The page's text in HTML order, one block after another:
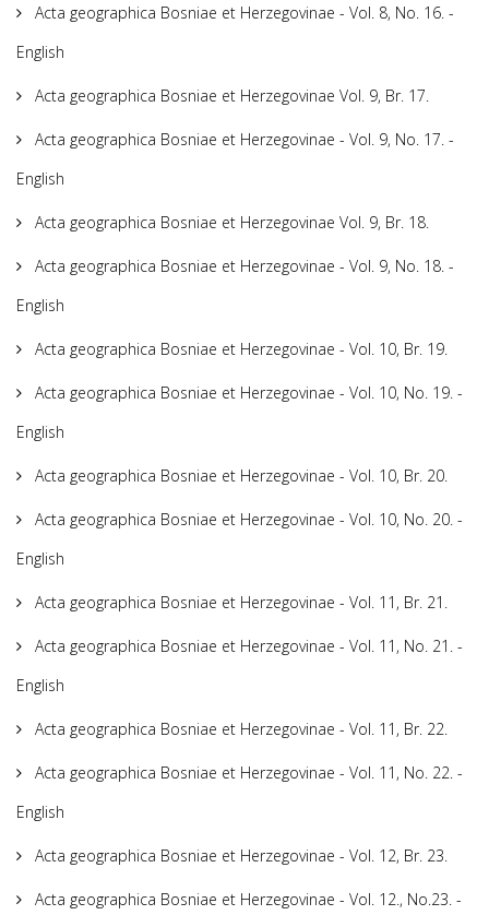
Acta geographica Bosniae et Herzegovinae - Vol. 8, No. 16. -
English
Acta geographica Bosniae et Herzegovinae Vol. 9, Br. 17.
Acta geographica Bosniae et Herzegovinae - Vol. 9, No. 17. -
English
Acta geographica Bosniae et Herzegovinae Vol. 9, Br. 18.
Acta geographica Bosniae et Herzegovinae - Vol. 9, No. 18. -
English
Acta geographica Bosniae et Herzegovinae - Vol. 10, Br. 19.
Acta geographica Bosniae et Herzegovinae - Vol. 10, No. 19. -
English
Acta geographica Bosniae et Herzegovinae - Vol. 10, Br. 20.
Acta geographica Bosniae et Herzegovinae - Vol. 10, No. 20. -
English
Acta geographica Bosniae et Herzegovinae - Vol. 11, Br. 21.
Acta geographica Bosniae et Herzegovinae - Vol. 11, No. 21. -
English
Acta geographica Bosniae et Herzegovinae - Vol. 11, Br. 22.
Acta geographica Bosniae et Herzegovinae - Vol. 11, No. 22. -
English
Acta geographica Bosniae et Herzegovinae - Vol. 12, Br. 23.
Acta geographica Bosniae et Herzegovinae - Vol. 12., No.23. -